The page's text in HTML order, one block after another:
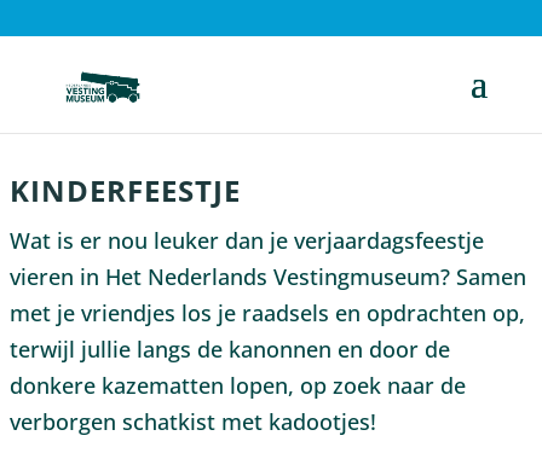
KINDERFEESTJE
Wat is er nou leuker dan je verjaardagsfeestje
vieren in Het Nederlands Vestingmuseum? Samen
met je vriendjes los je raadsels en opdrachten op,
terwijl jullie langs de kanonnen en door de
donkere kazematten lopen, op zoek naar de
verborgen schatkist met kadootjes!